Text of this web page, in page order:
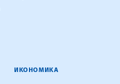
ИКОНОМИКА